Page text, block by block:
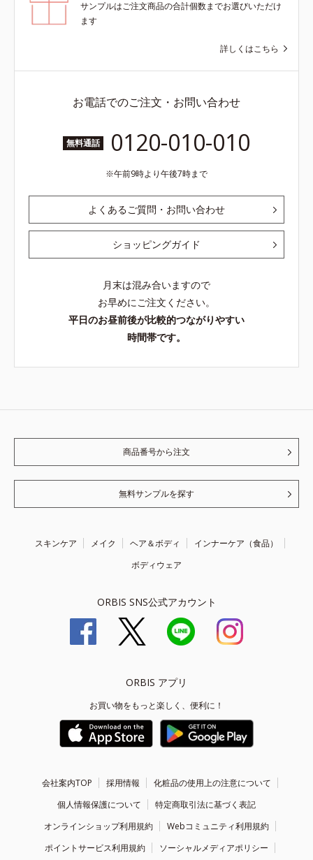
サンプルはご注文商品の合計個数までお選びいただけ
ます
詳しくはこちら
お電話でのご注文・お問い合わせ
無料通話 0120-010-010
午前9時より午後7時まで
よくあるご質問・お問い合わせ
ショッピングガイド
月末は混み合いますので
お早めにご注文ください。
平日のお昼前後が比較的つながりやすい
時間帯です。
商品番号から注文
無料サンプルを探す
スキンケア メイク ヘア＆ボディ
インナーケア（食品）
ボディウェア
ORBIS SNS公式アカウント
ORBIS アプリ
お買い物をもっと楽しく、便利に！
会社案内TOP 採用情報
化粧品の使用上の注意について
個人情報保護について
特定商取引法に基づく表記
オンラインショップ利用規約
Webコミュニティ利用規約
ポイントサービス利用規約
ソーシャルメディアポリシー